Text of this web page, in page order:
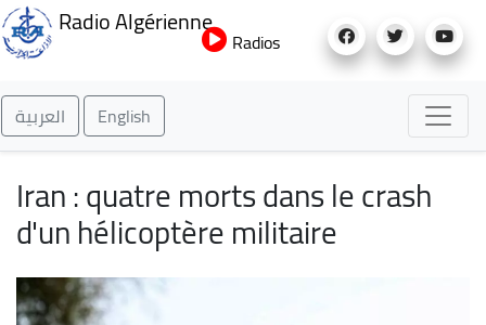
au
Radio Algérienne
Radios
العربية English
Iran : quatre morts dans le crash
d'un hélicoptère militaire